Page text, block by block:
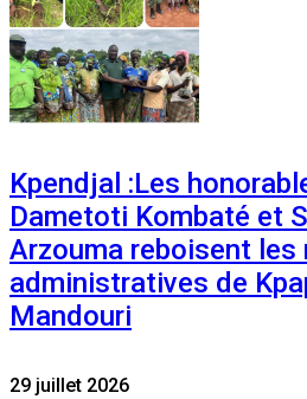
Kpendjal :Les
Dametoti Kombaté et
Arzouma reboisent les
administratives de
Mandouri
29 juillet 2026